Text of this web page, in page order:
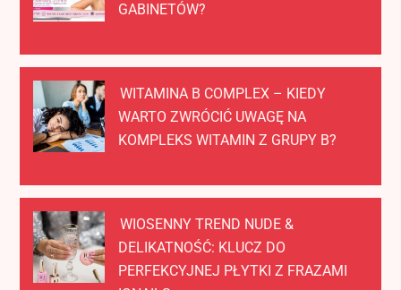
GABINETÓW?
WITAMINA B COMPLEX – KIEDY
WARTO ZWRÓCIĆ UWAGĘ NA
KOMPLEKS WITAMIN Z GRUPY B?
WIOSENNY TREND NUDE &
DELIKATNOŚĆ: KLUCZ DO
PERFEKCYJNEJ PŁYTKI Z FRAZAMI